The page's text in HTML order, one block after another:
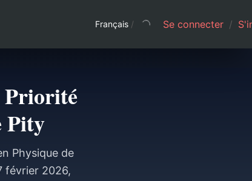
Français / Se connecter /
Priorité
Pity
Physique de
février 2026,